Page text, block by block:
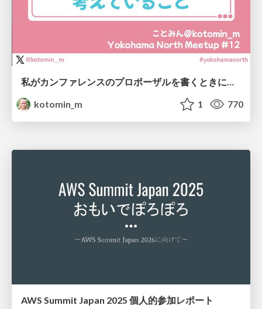
私がカンファレンスのプロポーザルを書くときに考えていること
kotomin_m
1 770
AWS Summit Japan 2025 個人的参加レポート